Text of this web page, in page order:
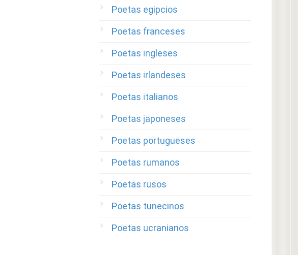
Poetas egipcios
Poetas franceses
Poetas ingleses
Poetas irlandeses
Poetas italianos
Poetas japoneses
Poetas portugueses
Poetas rumanos
Poetas rusos
Poetas tunecinos
Poetas ucranianos